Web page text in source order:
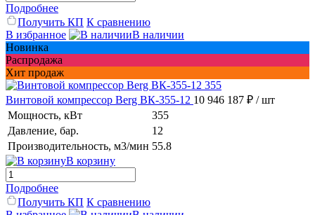
Подробнее
Получить КП К сравнению
В избранное
В наличии
Новинка
Распродажа
Хит продаж
Винтовой компрессор Berg ВК-355-12 10 946 187 ₽ / шт
Мощность, кВт
355
Давление, бар.
12
Производительность, м3/мин 55.8
В корзину
Подробнее
Получить КП К сравнению